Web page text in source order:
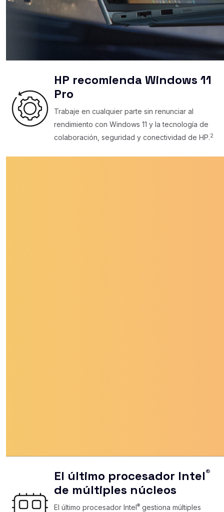
HP recomienda Windows 11
Pro
Trabaje en cualquier parte sin renunciar al
rendimiento con Windows 11 y la tecnología de
colaboración, seguridad y conectividad de HP.2
El último procesador Intel®
de múltiples núcleos
El último procesador Intel® gestiona múltiples